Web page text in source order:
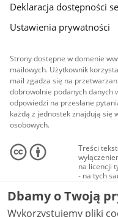
Deklaracja dostępności
Ustawienia prywatności
Strony dostępne w domenie
mailowych. Użytkownik
mail zgadza się na
dobrowolnie podanych danych
odpowiedzi na przesłane
każdą z jednostek znajdują się
osobowych.
Treści
na licencji
- na tych
Materiały
audio i
Creative
Dbamy o Twoją
Wykorzystujemy pliki